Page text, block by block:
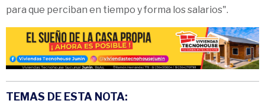
para que perciban en tiempo y forma los salarios".
TEMAS DE ESTA NOTA: